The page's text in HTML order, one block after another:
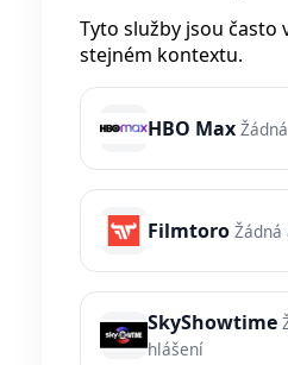
Tyto služby jsou často
stejném kontextu.
HBO Max
Filmtoro
SkyShowtime
hlášení